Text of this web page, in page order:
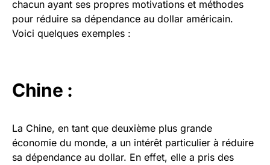
chacun ayant ses propres motivations et méthodes
pour réduire sa dépendance au dollar américain.
Voici quelques exemples :
Chine :
La Chine, en tant que deuxième plus grande
économie du monde, a un intérêt particulier à réduire
sa dépendance au dollar. En effet, elle a pris des